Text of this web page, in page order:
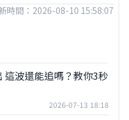
時間：2026-08-10 15:58:07
這波還能追嗎？教你3秒
2026-07-13 18:18